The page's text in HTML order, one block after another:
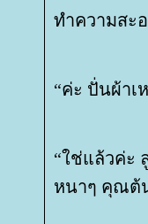
ทำความสะ
“ค่ะ ปั่นผ้าเ
“ใช่แล้วค่ะ
หนาๆ คุณต้